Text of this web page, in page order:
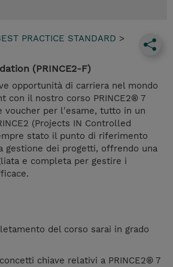
PRACTICE STANDARD >
(PRINCE2-F)
opportunità di carriera nel mondo
con il nostro corso PRINCE2® 7
voucher per l'esame, tutto in un
(Projects IN Controlled
stato il punto di riferimento
gestione dei progetti, offrendo una
e completa per gestire i
del corso sarai in grado
chiave relativi a PRINCE2® 7